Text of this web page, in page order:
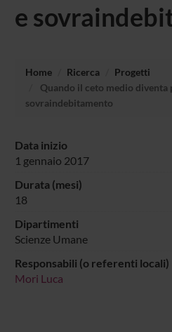
e
Home Ricerca
Progetti
Quando il ceto medio diventa
sovraindebitamento
Data inizio
1 gennaio 2017
Durata (mesi)
18
Dipartimenti
Scienze Umane
Responsabili (o referenti locali)
Mori Luca